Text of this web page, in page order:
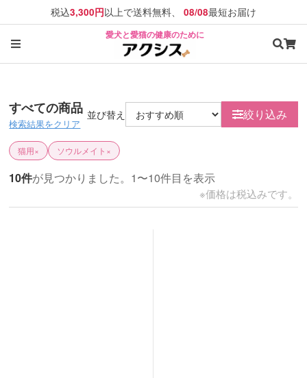
税込3,300円以上で送料無料、 08/08最短お届け
愛犬と愛猫の健康のために
すべての商品
検索結果をクリア
並び替え 絞り込み
猫用× ソウルメイト ×
10件が見つかりました。1〜10件目を表示
※価格は税込みです。